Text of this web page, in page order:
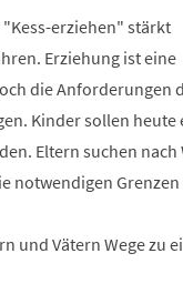
erziehen" stärkt
Erziehung ist eine
die Anforderungen
Kinder sollen
Eltern suchen
notwendigen
und Vätern Wege zu